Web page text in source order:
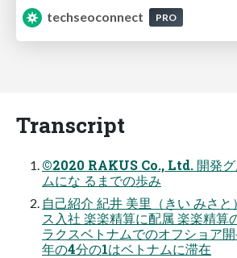
techseoconnect
PRO
Transcript
©2020 RAKUS Co., Ltd. 開発グ
ムにな るまでの歩み
自己紹介 紀井 美里（きい みさと
ス入社 楽楽精算に配属 楽楽精算
ラクスベトナムでのオフショア
年の4分の1はベトナムに滞在